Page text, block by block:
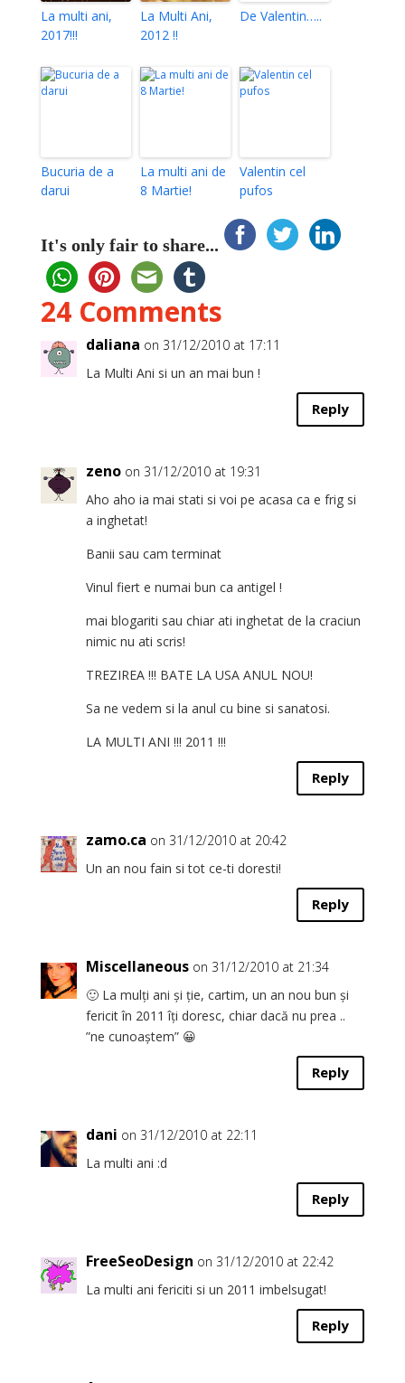
La multi ani,
2017!!!
La Multi Ani,
2012 !!
De Valentin…..
Bucuria de a
darui
La multi ani de
8 Martie!
Valentin cel
pufos
It's only fair to share...
24 Comments
daliana on 31/12/2010 at 17:11
La Multi Ani si un an mai bun !
Reply
zeno on 31/12/2010 at 19:31
Aho aho ia mai stati si voi pe acasa ca e frig si
a inghetat!
Banii sau cam terminat
Vinul fiert e numai bun ca antigel !
mai blogariti sau chiar ati inghetat de la craciun
nimic nu ati scris!
TREZIREA !!! BATE LA USA ANUL NOU!
Sa ne vedem si la anul cu bine si sanatosi.
LA MULTI ANI !!! 2011 !!!
Reply
zamo.ca on 31/12/2010 at 20:42
Un an nou fain si tot ce-ti doresti!
Reply
Miscellaneous on 31/12/2010 at 21:34
🙂 La mulți ani și ție, cartim, un an nou bun și
fericit în 2011 îți doresc, chiar dacă nu prea ..
”ne cunoaștem” 😀
Reply
dani on 31/12/2010 at 22:11
La multi ani :d
Reply
FreeSeoDesign on 31/12/2010 at 22:42
La multi ani fericiti si un 2011 imbelsugat!
Reply